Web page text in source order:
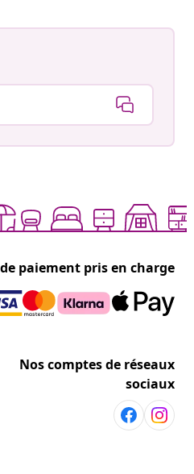
paiement pris en charge
Nos comptes de réseaux
sociaux